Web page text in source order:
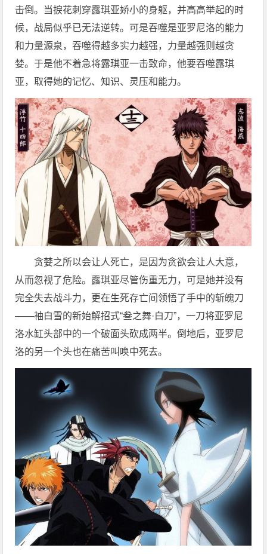
击倒。当捩花刺穿露琪亚娇小的身躯，并高高举起的时
候，战局似乎已无法逆转。可是吞噬是亚罗尼洛的能力
和力量源泉，吞噬得越多实力越强，力量越强则越贪
婪。于是他不着急将露琪亚一击致命，他要吞噬露琪
亚，取得她的记忆、知识、灵压和能力。
贪婪之所以会让人死亡，是因为贪欲会让人大意，
从而忽视了危险。露琪亚尽管伤重无力，可是她并没有
完全失去战斗力，更在生死存亡间领悟了手中的斩魄刀
——袖白雪的新始解招式“叁之舞·白刀”，一刀将亚罗尼
洛水缸头部中的一个破面头砍成两半。倒地后，亚罗尼
洛的另一个头也在痛苦叫唤中死去。